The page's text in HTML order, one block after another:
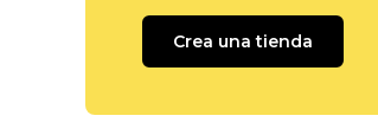
Crea una tienda